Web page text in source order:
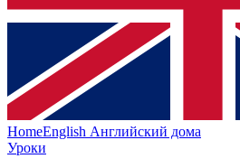
HomeEnglish Английский дома
Уроки